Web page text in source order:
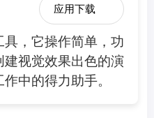
应用下载
，它操作简单，功
视觉效果出色的演
中的得力助手。